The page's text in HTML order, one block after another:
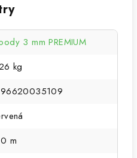
3 mm PREMIUM
kg
m